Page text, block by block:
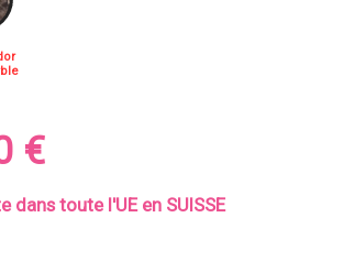
€
dans toute l'UE en SUISSE